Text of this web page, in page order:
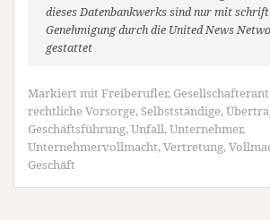
dieses Datenbankwerks sind nur mit
Genehmigung durch die United News
gestattet
Markiert mit Freiberufler,
rechtliche Vorsorge,Selbstständige,
Geschäftsführung,Unfall,Unternehmer,
Unternehmervollmacht,Vertretung,
Geschäft